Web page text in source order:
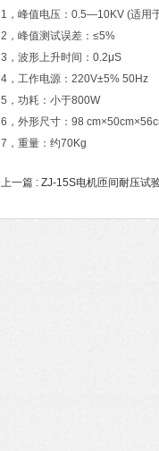
1，峰值电压：0.5—10KV (适用
2，峰值测试误差：≤5%
3，波形上升时间：0.2μS
4，工作电源：220V±5% 50Hz
5，功耗：小于800W
6，外形尺寸：98
7，重量：约70Kg
上一篇 : ZJ-15S电机匝间耐压试